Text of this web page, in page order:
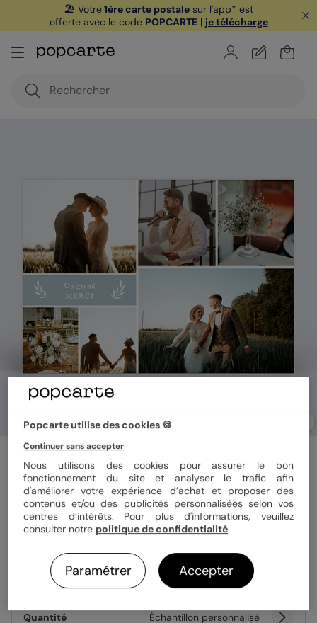
🏖️ Votre1ère carte postale sur l'app* est
offerte avec le code POPCARTE| je télécharge
Carte remerciement mariage
Etiquette végétal
Format 12x17 cm
Papier Papier Satiné
Quantité Échantillon personnalisé
Popcarte utilise des cookies 🍪
Continuer sans accepter
Nous utilisons des cookies pour assurer le bon
fonctionnement du site et analyser le trafic afin
d'améliorer votre expérience d’achat et proposer des
contenus et/ou des publicités personnalisées selon vos
centres d’intérêts. Pour plus d'informations, veuillez
consulter notre politique de confidentialité.
Paramétrer Accepter